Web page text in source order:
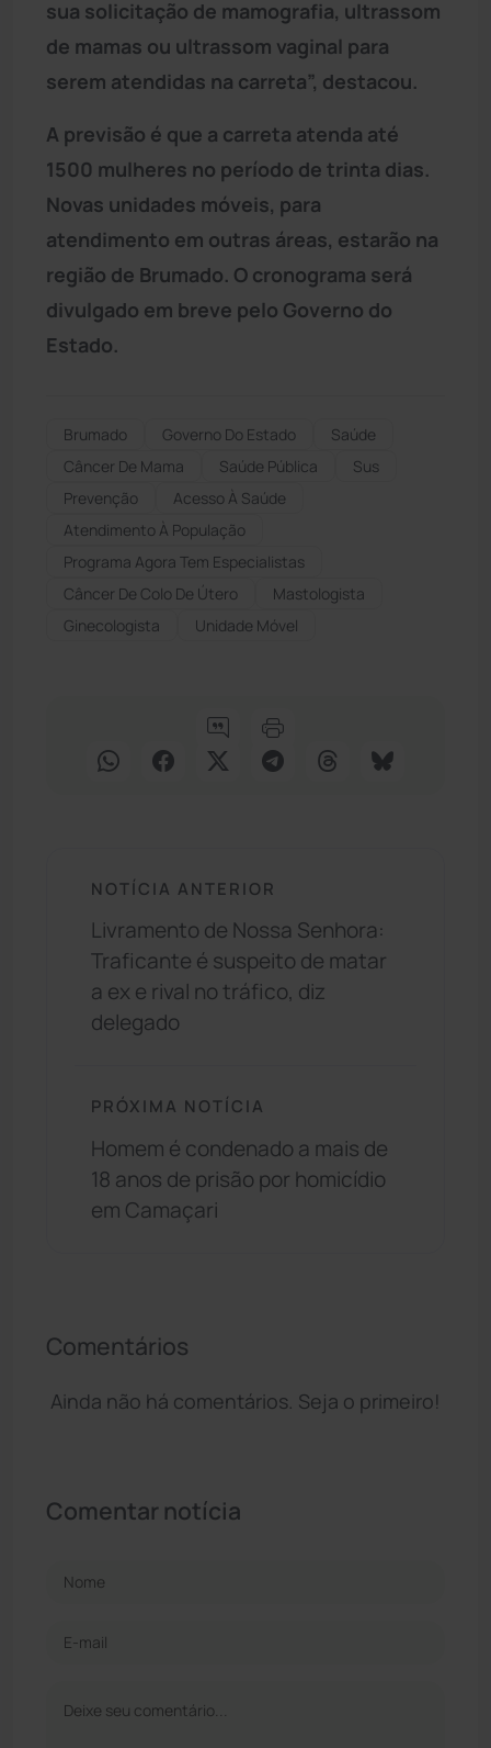
sua solicitação de mamografia, ultrassom
de mamas ou ultrassom vaginal para
serem atendidas na carreta”, destacou.
A previsão é que a carreta atenda até
1500 mulheres no período de trinta dias.
Novas unidades móveis, para
atendimento em outras áreas, estarão na
região de Brumado. O cronograma será
divulgado em breve pelo Governo do
Estado.
Brumado Governo Do Estado
Saúde
Câncer De Mama
Saúde Pública
Sus
Prevenção
Acesso À Saúde
Atendimento À População
Programa Agora Tem Especialistas
Câncer De Colo De Útero
Mastologista
Ginecologista
Unidade Móvel
NOTÍCIA ANTERIOR
Livramento de Nossa Senhora:
Traficante é suspeito de matar
a ex e rival no tráfico, diz
delegado
PRÓXIMA NOTÍCIA
Homem é condenado a mais de
18 anos de prisão por homicídio
em Camaçari
Comentários
Ainda não há comentários. Seja o primeiro!
Comentar notícia